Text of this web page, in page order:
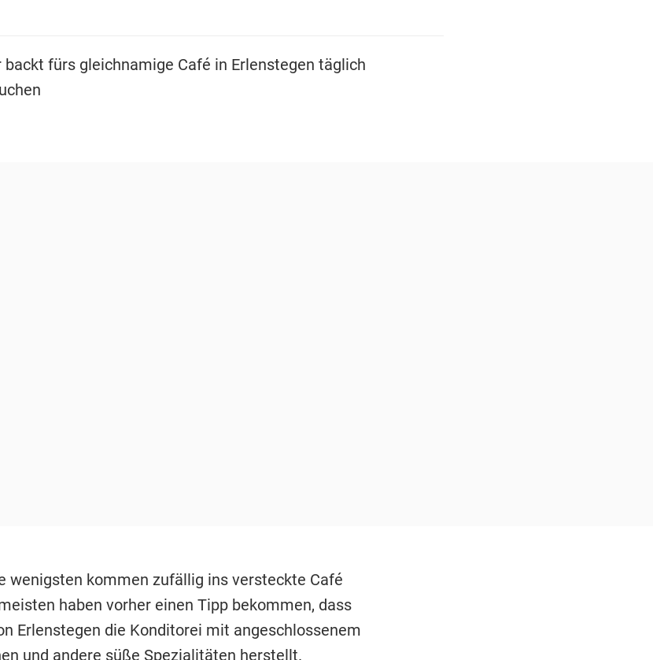
backt fürs gleichnamige Café in Erlenstegen täglich
wenigsten kommen zufällig ins versteckte Café
haben vorher einen Tipp bekommen, dass
Erlenstegen die Konditorei mit angeschlossenem
und andere süße Spezialitäten herstellt.